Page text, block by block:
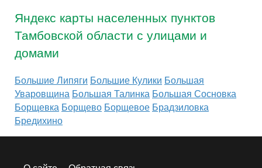
Яндекс карты населенных пунктов
Тамбовской области с улицами и
домами
Большие Липяги Большие Кулики Большая
Уваровщина Большая Талинка Большая Сосновка
Борщевка Борщево Борщевое Брадзиловка
Бредихино